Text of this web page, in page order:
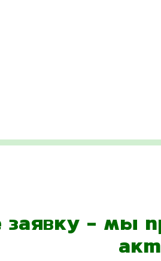
заявку - мы